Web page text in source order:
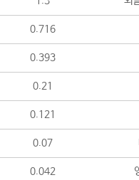
0.716
0.393
0.21
0.121
0.07
0.042